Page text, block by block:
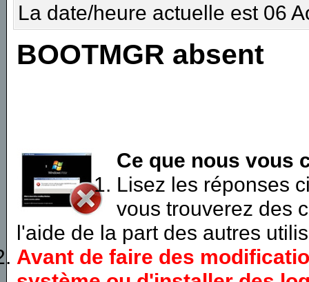
La date/heure actuelle est 06
BOOTMGR absent
Ce que nous vous
Lisez les réponses
vous trouverez des
l'aide de la part des autres
Avant de faire des